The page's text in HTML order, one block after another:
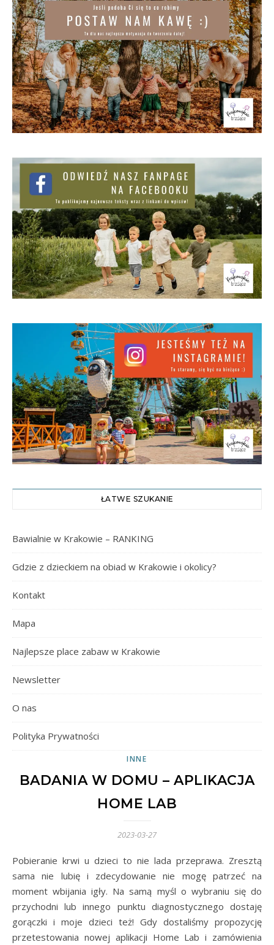
ŁATWE SZUKANIE
Bawialnie w Krakowie – RANKING
Gdzie z dzieckiem na obiad w Krakowie i okolicy?
Kontakt
Mapa
Najlepsze place zabaw w Krakowie
Newsletter
O nas
Polityka Prywatności
INNE
BADANIA W DOMU – APLIKACJA
HOME LAB
2023-03-27
Pobieranie krwi u dzieci to nie lada przeprawa. Zresztą
sama nie lubię i zdecydowanie nie mogę patrzeć na
moment wbijania igły. Na samą myśl o wybraniu się do
przychodni lub innego punktu diagnostycznego dostaję
gorączki i moje dzieci też! Gdy dostaliśmy propozycję
przetestowania nowej aplikacji Home Lab i zamówienia